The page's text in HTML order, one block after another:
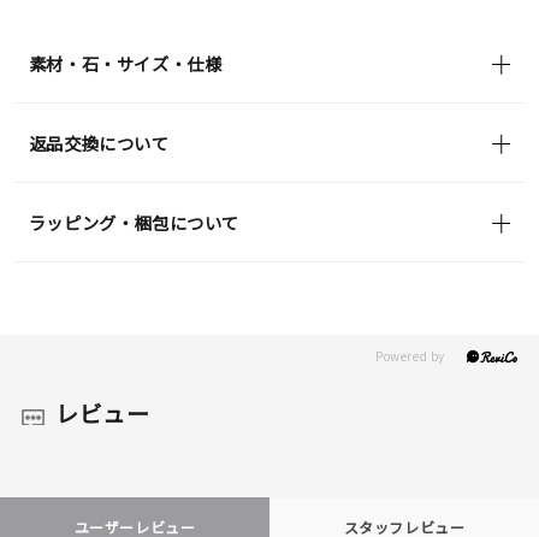
素材・石・サイズ・仕様
返品交換について
ラッピング・梱包について
レビュー
ユーザーレビュー スタッフレビュー